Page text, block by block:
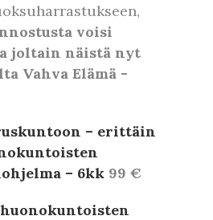
voisi
joltain näistä nyt
Vahva Elämä -
– erittäin
– 6kk 99 €